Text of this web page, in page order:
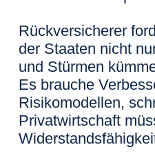
Rückversicherer
der Staaten nicht
und Stürmen
Es brauche
Risikomodellen,
Privatwirtschaft